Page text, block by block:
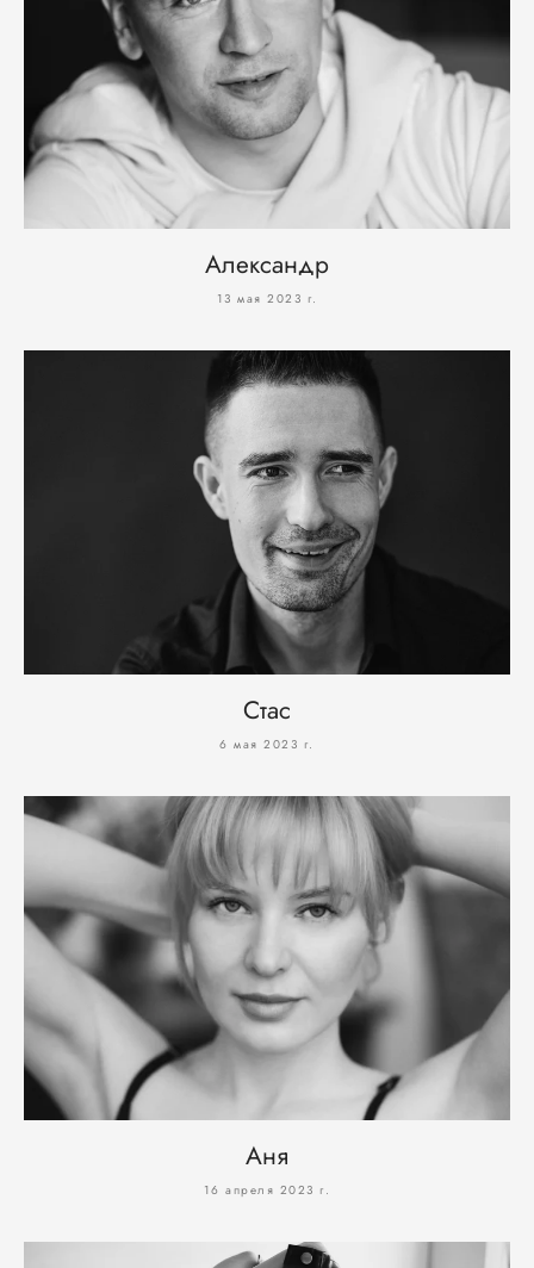
Александр
13 мая 2023 г.
Стас
6 мая 2023 г.
Аня
16 апреля 2023 г.